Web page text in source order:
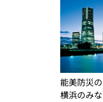
能美防災
横浜のみ